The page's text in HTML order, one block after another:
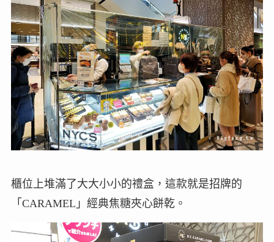
櫃位上堆滿了大大小小的禮盒，這款就是招牌的
「CARAMEL」經典焦糖夾心餅乾。